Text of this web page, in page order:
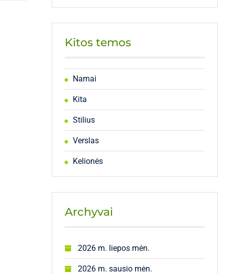
Kitos temos
Namai
Kita
Stilius
Verslas
Kelionės
Archyvai
2026 m. liepos mėn.
2026 m. sausio mėn.